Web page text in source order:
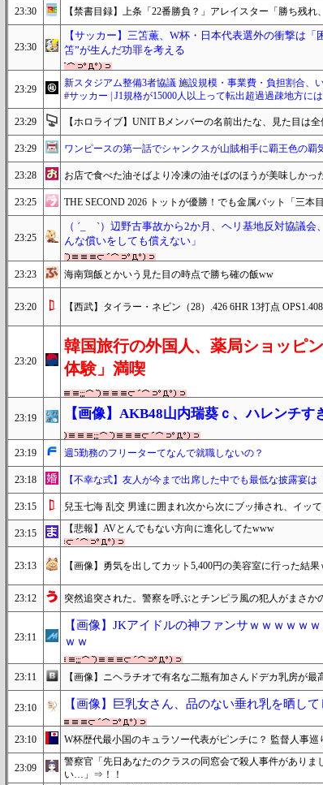
23:30 【禁書目録】上条「22番勝負？」アレイスター「勝ち残れ
23:30
【サッカー】三笘薫、W杯・日本代表選外の衝撃は
笘”が生んだ功罪を考える
23:29
新スタジアム整備3者協議 施設規模・事業費・負担割合、
#サッカー | J1規格が15000人以上って転出超過過疎地方に
23:29 【ホロライブ】UNIT Bメンバーの名前出たな、見た目は
23:29 ワンピースの第一話でシャンクスが山賊相手に覇王色の覇
23:28 お店で食べた油そばより冷凍の油そばのほうが美味しかっ
23:25 THE SECOND 2026 トットが優勝！でも金属バット「三本
23:25
（ ´_ゝ`）辺野古事故から2か月、ヘリ基地反対協議
んな償いをしても償えない」
23:23 海南鶏飯とかいう見た目の時点で勝ち確の飯ww
23:20 【西武】タイラー・ネビン（28）.426 6HR 13打点 OPS1.408
23:20
韓国旅行の外国人、薬局ショッピ
体験」満喫
23:19 【画像】AKB48山内瑞葵ｃ、ハレンチす
23:19 週5勤務のフリーターてなんで就職しないの？
23:18 【不幸な式】友人が今まで出席した中でも最低な披露宴は
23:15 兒玉七海 乱交 男達に囲まれ次から次にブッ挿され、イッ
23:15 【悲報】AVとんでもない方向に進化してたwww
23:13 【画像】勇気を出してカット5,400円の美容室に行った結果
23:12 突然追突された。警察を呼ぶとチンピラ風の犯人がまさか
23:11
【画像】JKアイドルの神ファンサｗｗｗｗｗ
ｗｗ
23:11 【画像】ニヘラチオで有名な二瓶有加さんドデカ乳房が
23:10 【画像】巨乳女さん、品のない垂れ乳を晒し
23:10 W杯歴代最小国のキュラソー代表がピンチに？ 監督人事
23:09
警察官「先日あなたのクラスの同窓会で殺人事件があり
い…」⇒！！